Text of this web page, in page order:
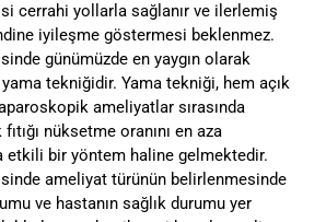
cerrahi yollarla sağlanır ve ilerlemiş
iyileşme göstermesi beklenmez.
günümüzde en yaygın olarak
tekniğidir. Yama tekniği, hem açık
ameliyatlar sırasında
nüksetme oranını en aza
etkili bir yöntem haline gelmektedir.
ameliyat türünün belirlenmesinde
ve hastanın sağlık durumu yer